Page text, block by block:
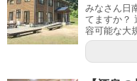
みなさん日
てますか？
容可能な大